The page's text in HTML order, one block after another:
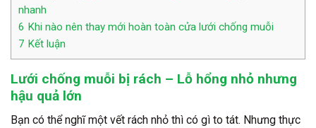
nhanh
6 Khi nào nên thay mới hoàn toàn cửa lưới chống muỗi
7 Kết luận
Lưới chống muỗi bị rách – Lỗ hổng nhỏ nhưng
hậu quả lớn
Bạn có thể nghĩ một vết rách nhỏ thì có gì to tát. Nhưng thực